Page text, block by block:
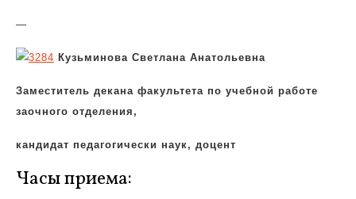
—
Кузьминова Светлана Анатольевна
Заместитель декана факультета по учебной работе
заочного отделения,
кандидат педагогически наук, доцент
Часы приема: